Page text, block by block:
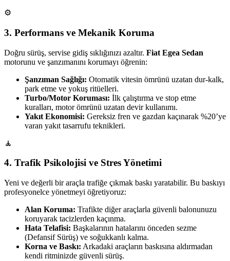
⚙️
3. Performans ve Mekanik Koruma
Doğru sürüş, servise gidiş sıklığınızı azaltır. Fiat Egea Sedan
motorunu ve şanzımanını korumayı öğrenin:
Şanzıman Sağlığı: Otomatik vitesin ömrünü uzatan dur-kalk,
park etme ve yokuş ritüelleri.
Turbo/Motor Koruması: İlk çalıştırma ve stop etme
kuralları, motor ömrünü uzatan devir kullanımı.
Yakıt Ekonomisi: Gereksiz fren ve gazdan kaçınarak %20’ye
varan yakıt tasarrufu teknikleri.
🧘
4. Trafik Psikolojisi ve Stres Yönetimi
Yeni ve değerli bir araçla trafiğe çıkmak baskı yaratabilir. Bu baskıyı
profesyonelce yönetmeyi öğretiyoruz:
Alan Koruma: Trafikte diğer araçlarla güvenli balonunuzu
koruyarak tacizlerden kaçınma.
Hata Telafisi: Başkalarının hatalarını önceden sezme
(Defansif Sürüş) ve soğukkanlı kalma.
Korna ve Baskı: Arkadaki araçların baskısına aldırmadan
kendi ritminizde güvenli sürüş.